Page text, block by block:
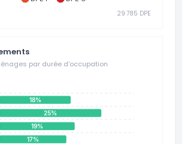
29 785 DPE
par durée d'occupation
18%
25%
19%
17%